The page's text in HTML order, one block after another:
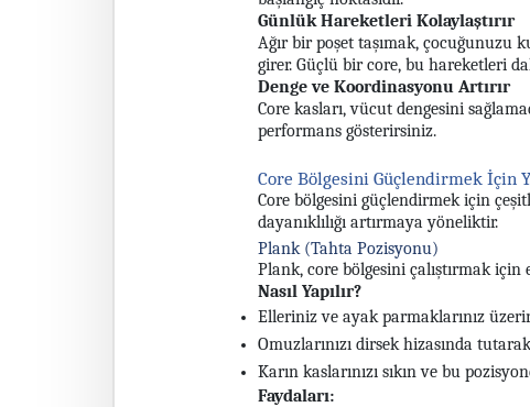
Günlük Hareketleri Kolaylaştırır
Ağır bir poşet taşımak, çocuğunuzu
girer. Güçlü bir core, bu hareketleri
Denge ve Koordinasyonu Artırır
Core kasları, vücut dengesini
performans gösterirsiniz.
Core Bölgesini Güçlendirmek İçin
Core bölgesini güçlendirmek için
dayanıklılığı artırmaya yöneliktir.
Plank (Tahta Pozisyonu)
Plank, core bölgesini çalıştırmak
Nasıl Yapılır?
Elleriniz ve ayak parmaklarınız
Omuzlarınızı dirsek hizasında
Karın kaslarınızı sıkın ve bu
Faydaları: